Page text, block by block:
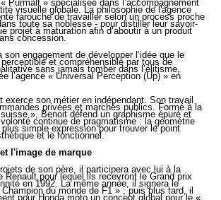
« Purmalt » spécialisée dans l’accompagnement
visuelle globale. La philosophie de l'agence
farouche de travailler selon un process proche
toute sa noblesse - pour distiller leur savoir-
projet à maturation afin d’aboutir à un produit
concession.
engagement de développer l’idée que le
et compréhensible par tous de
sans jamais tomber dans l’élitisme,
l’agence « Universal Perception (Up) » en
exerce son métier en indépendant. Son travail
privées et marchés publics. Formé à la
», Benoit défend un graphisme épuré et
continue de pragmatisme : la géométrie
simple expression pour trouver le point
et le fonctionnel.
l'image de marque
de son père, il participera avec lui à la
Renault pour lequel ils recevront le Grand prix
en 1992. La même année, il signera le
du monde de F1 » ; puis plus tard, il
pour Honda moto un concept global pour le «